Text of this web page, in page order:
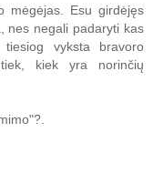
mėgėjas. Esu girdėjęs
nes negali padaryti kas
vyksta bravoro
kiek yra norinčių